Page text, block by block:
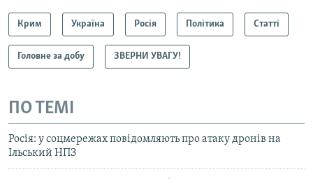
Крим Україна Росія Політика Статті
Головне за добу ЗВЕРНИ УВАГУ!
ПО ТЕМІ
Росія: у соцмережах повідомляють про атаку дронів на
Ільський НПЗ